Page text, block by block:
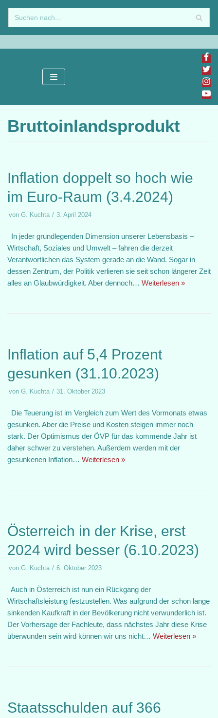
Zum
Inhalt
springen
Bruttoinlandsprodukt
Inflation doppelt so hoch wie
im Euro-Raum (3.4.2024)
von G. Kuchta 3. April 2024
In jeder grundlegenden Dimension unserer Lebensbasis –
Wirtschaft, Soziales und Umwelt – fahren die derzeit
Verantwortlichen das System gerade an die Wand. Sogar in
dessen Zentrum, der Politik verlieren sie seit schon längerer Zeit
alles an Glaubwürdigkeit. Aber dennoch… Weiterlesen »
Inflation auf 5,4 Prozent
gesunken (31.10.2023)
von G. Kuchta 31. Oktober 2023
Die Teuerung ist im Vergleich zum Wert des Vormonats etwas
gesunken. Aber die Preise und Kosten steigen immer noch
stark. Der Optimismus der ÖVP für das kommende Jahr ist
daher schwer zu verstehen. Außerdem werden mit der
gesunkenen Inflation… Weiterlesen »
Österreich in der Krise, erst
2024 wird besser (6.10.2023)
von G. Kuchta 6. Oktober 2023
Auch in Österreich ist nun ein Rückgang der
Wirtschaftsleistung festzustellen. Was aufgrund der schon lange
sinkenden Kaufkraft in der Bevölkerung nicht verwunderlich ist.
Der Vorhersage der Fachleute, dass nächstes Jahr diese Krise
überwunden sein wird können wir uns nicht… Weiterlesen »
Staatsschulden auf 366